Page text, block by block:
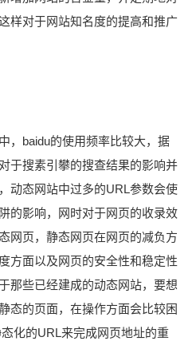
样对于网站知名度的提高和推广
baidu的使用频率比较大，据
于搜素引攀的搜查结果的影响并
动态网站中过多的URL参数会使
的影响，网时对于网页的收录效
网页，静态网页在网页的减负方
方面以及网页的安全性和稳定性
那些已经建成的动态网站，要想
态的页面，在操作方面会比较困
化的URL来完成网页地址的重